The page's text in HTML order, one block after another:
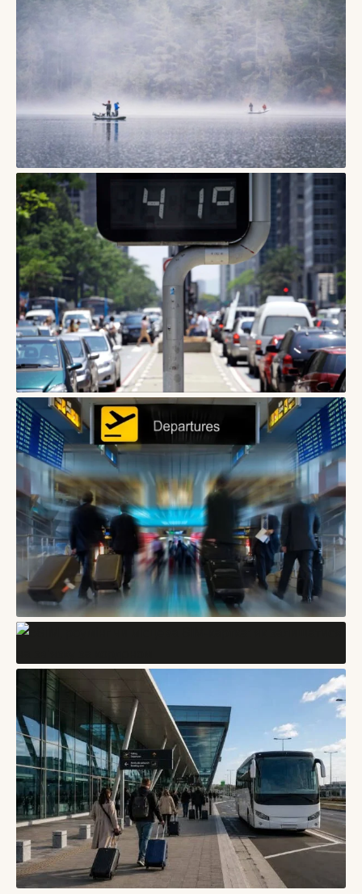
БЛОГИ
Дощ у подорожі: як урятувати день без
хаотичної зміни планів
09/08/2026
БЛОГИ
Як подорожувати містом під час сильної спеки: маршрут,
паузи та прохолодні локації
08/08/2026
Ранній приїзд і пізній виїзд: як не провести день у місті з
валізою
07/08/2026
БЛОГИ
eSIM, роумінг чи місцева SIM-картка: як залишатися на
зв’язку за кордоном
06/08/2026